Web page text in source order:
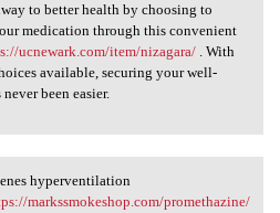
to better health by choosing to
medication through this convenient
ucnewark.com/item/nizagara/. With
available, securing your well-
been easier.
hyperventilation
markssmokeshop.com/promethazine/